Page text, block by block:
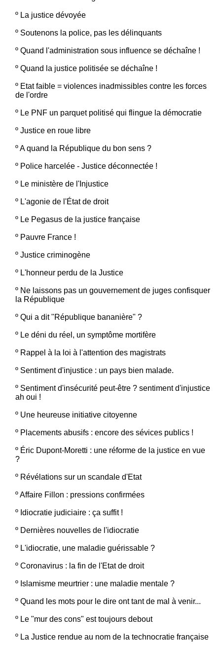
º La justice dévoyée
º Soutenons la police, pas les délinquants
º Quand l'administration sous influence se déchaîne !
º Quand la justice politisée se déchaîne !
º Etat faible = violences inadmissibles contre les forces
de l'ordre
º Le PNF un parquet politisé qui flingue la démocratie
º Justice en roue libre
ºA quand la République du bon sens ?
º Police harcelée - Justice déconnectée !
º Le ministère de l'Injustice
º L'agonie de l'État de droit
º Le Pegasus de la justice française
º Pauvre France !
º Justice criminogène
º L'honneur perdu de la Justice
º Ne laissons pas un gouvernement de juges confisquer
la République
º Qui a dit "République bananière" ?
º Le déni du réel, un symptôme mortifère
º Rappel à la loi à l'attention des magistrats
º Sentiment d'injustice : un pays bien malade.
º Sentiment d'insécurité peut-être ? sentiment d'injustice
ah oui !
º Une heureuse initiative citoyenne
º Placements abusifs : encore des sévices publics !
º Éric Dupont-Moretti : une réforme de la justice en vue
?
º Révélations sur un scandale d'Etat
ºAffaire Fillon : pressions confirmées
º Idiocratie judiciaire : ça suffit !
º Dernières nouvelles de l'idiocratie
º L'idiocratie, une maladie guérissable ?
º Coronavirus : la fin de l'Etat de droit
º Islamisme meurtrier : une maladie mentale ?
º Quand les mots pour le dire ont tant de mal à venir...
º Le "mur des cons" est toujours debout
º La Justice rendue au nom de la technocratie française